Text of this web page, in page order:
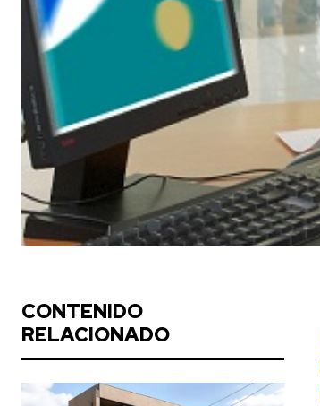
CONTENIDO
RELACIONADO